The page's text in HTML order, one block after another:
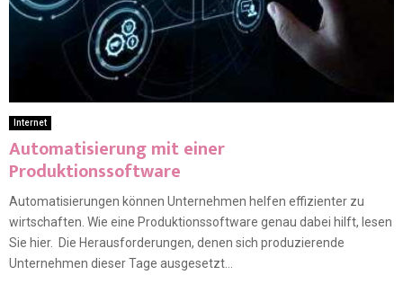
Internet
Automatisierung mit einer
Produktionssoftware
Automatisierungen können Unternehmen helfen effizienter zu
wirtschaften. Wie eine Produktionssoftware genau dabei hilft, lesen
Sie hier. Die Herausforderungen, denen sich produzierende
Unternehmen dieser Tage ausgesetzt...